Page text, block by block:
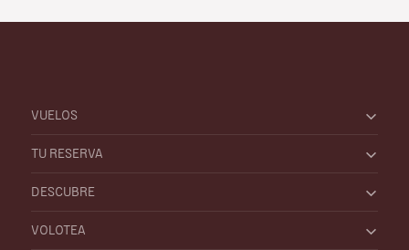
VUELOS
TU RESERVA
DESCUBRE
VOLOTEA